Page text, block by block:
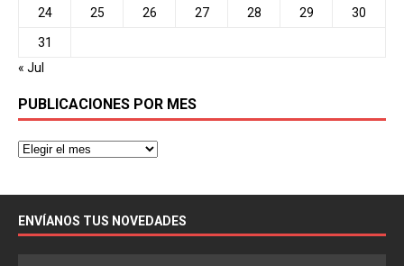
24 25 26 27 28 29 30
31
« Jul
PUBLICACIONES POR MES
ENVÍANOS TUS NOVEDADES